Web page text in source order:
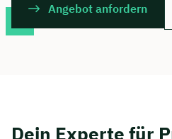
Angebot anfordern
Dein Experte für